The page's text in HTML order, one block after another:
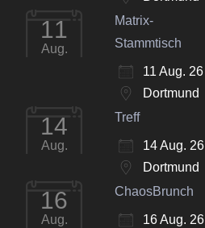
11
Aug.
Matrix-
Stammtisch
11 Aug. 26
Dortmund
14
Aug.
Treff
14 Aug. 26
Dortmund
16
Aug.
ChaosBrunch
16 Aug. 26